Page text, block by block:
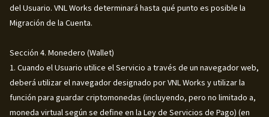
del Usuario. VNL Works determinará hasta qué punto es posible la
Migración de la Cuenta.
Sección 4. Monedero (Wallet)
1. Cuando el Usuario utilice el Servicio a través de un navegador web,
deberá utilizar el navegador designado por VNL Works y utilizar la
función para guardar criptomonedas (incluyendo, pero no limitado a,
moneda virtual según se define en la Ley de Servicios de Pago) (en